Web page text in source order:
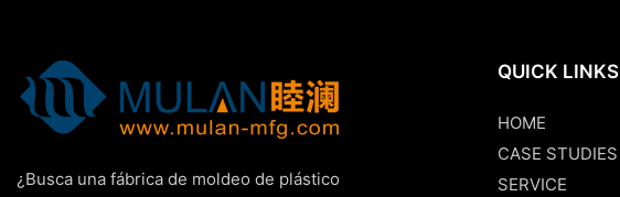
¿Busca una fábrica de moldeo de plástico
QUICK LINKS
HOME
CASE STUDIES
SERVICE